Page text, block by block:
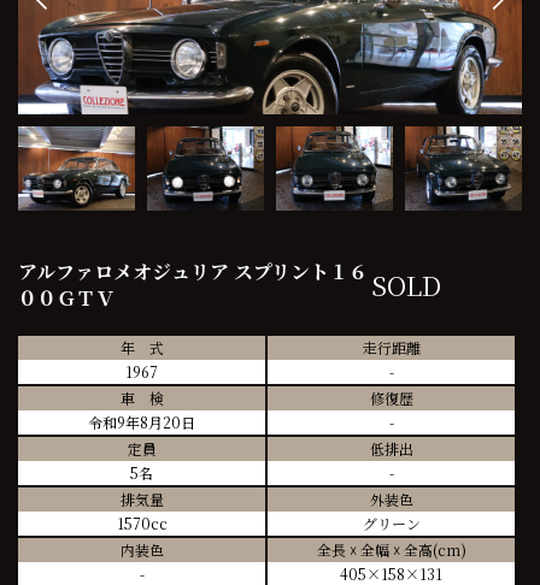
アルファロメオジュリア スプリント１６
００ＧＴＶ
SOLD
年 式
1967
走行距離
-
車 検
令和9年8月20日
修復歴
-
定員
5名
低排出
-
排気量
1570cc
外装色
グリーン
内装色
-
全長 ☓ 全幅 ☓ 全高(cm)
405×158×131